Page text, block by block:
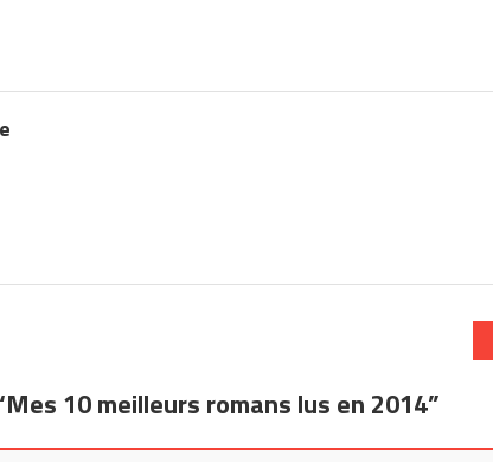
Mes 10 meilleurs romans lus en 2014”